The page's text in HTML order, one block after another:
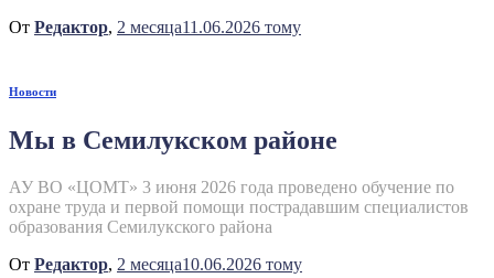
От Редактор, 2 месяца11.06.2026 тому
Новости
Мы в Семилукском районе
АУ ВО «ЦОМТ» 3 июня 2026 года проведено обучение по
охране труда и первой помощи пострадавшим специалистов
образования Семилукского района
От Редактор, 2 месяца10.06.2026 тому